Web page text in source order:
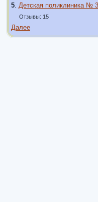
5 Детская поликлиника № 3
Отзывы: 15
Далее